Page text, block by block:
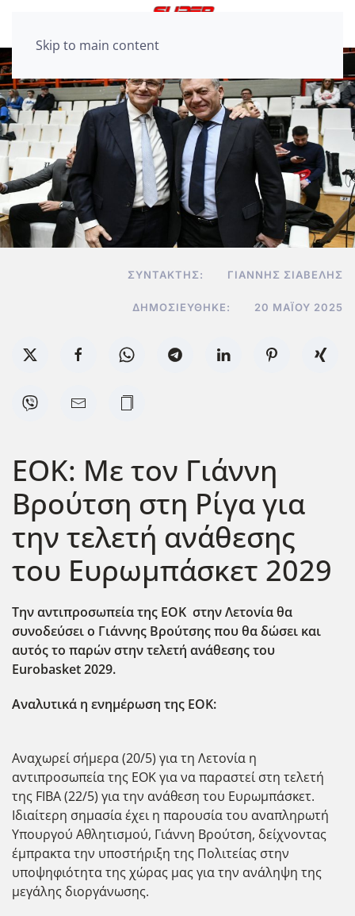
Skip to main content
ΣΥΝΤΆΚΤΗΣ: ΓΙΆΝΝΗΣ ΣΙΑΒΕΛΉΣ
ΔΗΜΟΣΙΕΎΘΗΚΕ: 20 ΜΑΪ́ΟΥ 2025
ΕΟΚ: Με τον Γιάννη
Βρούτση στη Ρίγα για
την τελετή ανάθεσης
του Ευρωμπάσκετ 2029
Tην αντιπροσωπεία της ΕΟΚ στην Λετονία θα
συνοδεύσει ο Γιάννης Βρούτσης που θα δώσει και
αυτός το παρών στην τελετή ανάθεσης του
Eurobasket 2029.
Αναλυτικά η ενημέρωση της ΕΟΚ:
Αναχωρεί σήμερα (20/5) για τη Λετονία η
αντιπροσωπεία της ΕΟΚ για να παραστεί στη τελετή
της FIBA (22/5) για την ανάθεση του Ευρωμπάσκετ.
Ιδιαίτερη σημασία έχει η παρουσία του αναπληρωτή
Υπουργού Αθλητισμού, Γιάννη Βρούτση, δείχνοντας
έμπρακτα την υποστήριξη της Πολιτείας στην
υποψηφιότητα της χώρας μας για την ανάληψη της
μεγάλης διοργάνωσης.